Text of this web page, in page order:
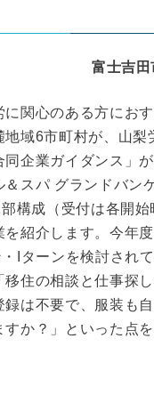
富士吉田
関心のある方にお
地域6市町村が、山
企業ガイダンス」
＆スパ グランドバン
構成（受付は各開
紹介します。今年
Iターンを検討され
住の相談と仕事探
録は不要で、服装も
か？」といった点